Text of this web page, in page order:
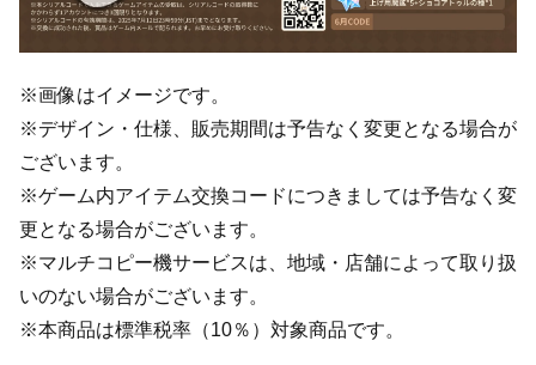
※画像はイメージです。
※デザイン・仕様、販売期間は予告なく変更となる場合が
ございます。
※ゲーム内アイテム交換コードにつきましては予告なく変
更となる場合がございます。
※マルチコピー機サービスは、地域・店舗によって取り扱
いのない場合がございます。
※本商品は標準税率（10％）対象商品です。